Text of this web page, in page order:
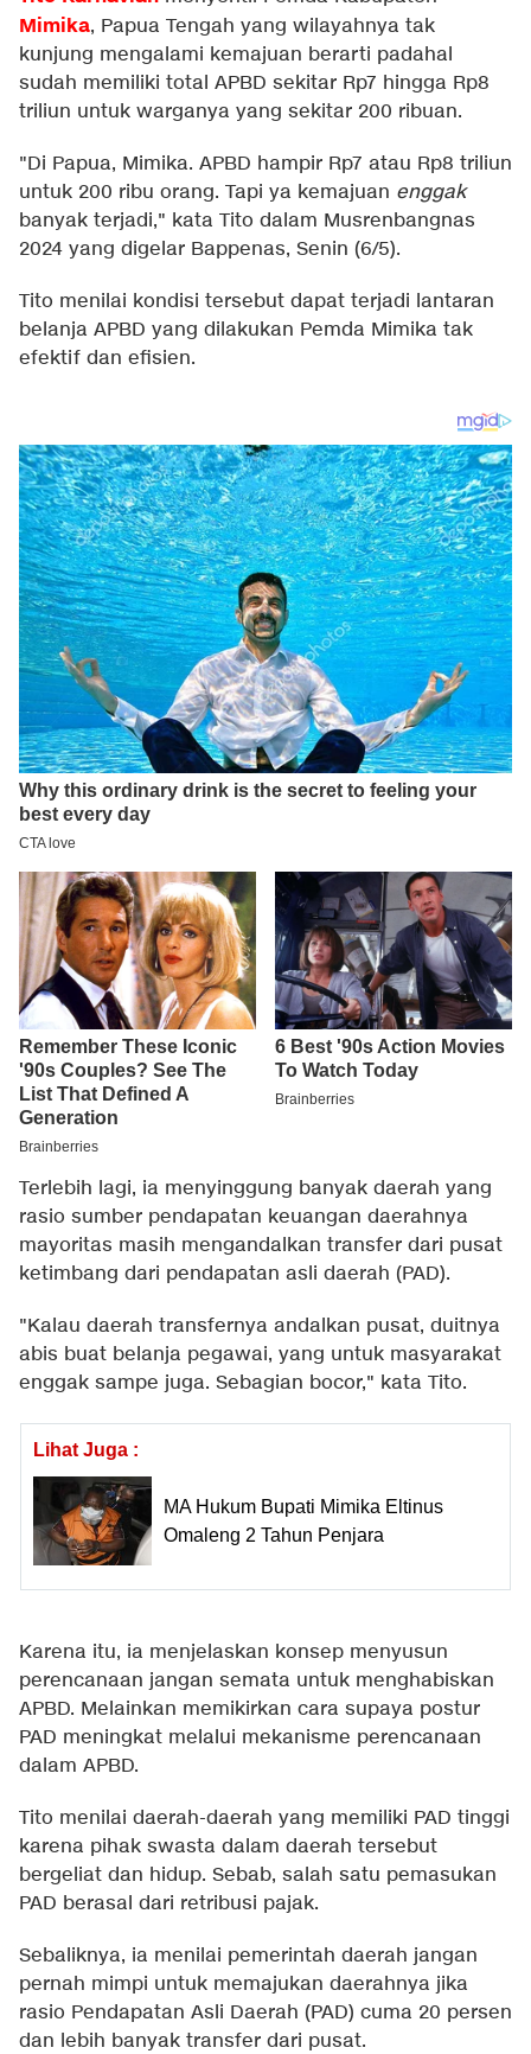
Mimika, Papua Tengah yang wilayahnya tak
kunjung mengalami kemajuan berarti padahal
sudah memiliki total APBD sekitar Rp7 hingga Rp8
triliun untuk warganya yang sekitar 200 ribuan.
"Di Papua, Mimika. APBD hampir Rp7 atau Rp8 triliun
untuk 200 ribu orang. Tapi ya kemajuan enggak
banyak terjadi," kata Tito dalam Musrenbangnas
2024 yang digelar Bappenas, Senin (6/5).
Tito menilai kondisi tersebut dapat terjadi lantaran
belanja APBD yang dilakukan Pemda Mimika tak
efektif dan efisien.
Terlebih lagi, ia menyinggung banyak daerah yang
rasio sumber pendapatan keuangan daerahnya
mayoritas masih mengandalkan transfer dari pusat
ketimbang dari pendapatan asli daerah (PAD).
"Kalau daerah transfernya andalkan pusat, duitnya
abis buat belanja pegawai, yang untuk masyarakat
enggak sampe juga. Sebagian bocor," kata Tito.
Lihat Juga :
MA Hukum Bupati Mimika Eltinus
Omaleng 2 Tahun Penjara
Karena itu, ia menjelaskan konsep menyusun
perencanaan jangan semata untuk menghabiskan
APBD. Melainkan memikirkan cara supaya postur
PAD meningkat melalui mekanisme perencanaan
dalam APBD.
Tito menilai daerah-daerah yang memiliki PAD tinggi
karena pihak swasta dalam daerah tersebut
bergeliat dan hidup. Sebab, salah satu pemasukan
PAD berasal dari retribusi pajak.
Sebaliknya, ia menilai pemerintah daerah jangan
pernah mimpi untuk memajukan daerahnya jika
rasio Pendapatan Asli Daerah (PAD) cuma 20 persen
dan lebih banyak transfer dari pusat.